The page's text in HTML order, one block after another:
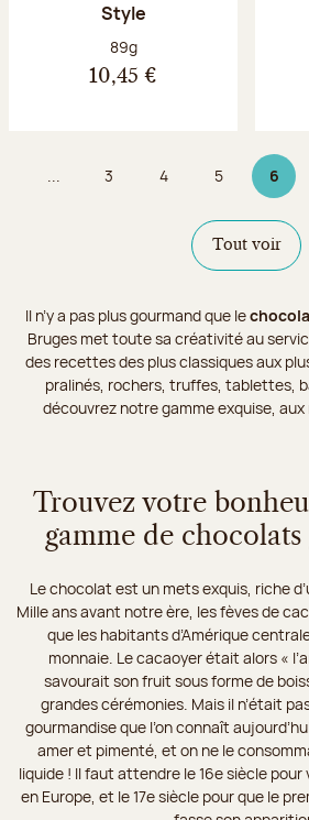
Style
Poids net :
89g
10,45 €
... Page
3 Page
4 Page
5 6Page
Tout voir
Il n’y a pas plus gourmand que le
Bruges met toute sa créativité au
des recettes des plus classiques aux
pralinés, rochers, truffes, tablettes,
découvrez notre gamme exquise, aux
Trouvez votre
gamme de
Le chocolat est un mets exquis, riche
Mille ans avant notre ère, les fèves de
que les habitants d’Amérique
monnaie. Le cacaoyer était alors «
savourait son fruit sous forme de
grandes cérémonies. Mais il n’était
gourmandise que l’on connaît
amer et pimenté, et on ne le
liquide ! Il faut attendre le 16e siècle
en Europe, et le 17e siècle pour que le